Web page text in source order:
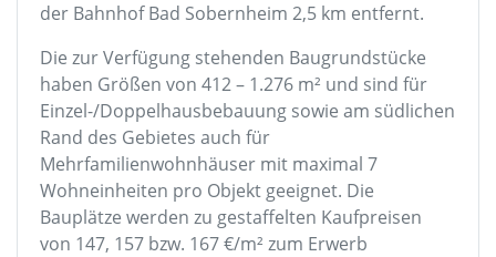
der Bahnhof Bad Sobernheim 2,5 km entfernt.
Die zur Verfügung stehenden Baugrundstücke
haben Größen von 412 – 1.276 m² und sind für
Einzel-/Doppelhausbebauung sowie am südlichen
Rand des Gebietes auch für
Mehrfamilienwohnhäuser mit maximal 7
Wohneinheiten pro Objekt geeignet. Die
Bauplätze werden zu gestaffelten Kaufpreisen
von 147, 157 bzw. 167 €/m² zum Erwerb